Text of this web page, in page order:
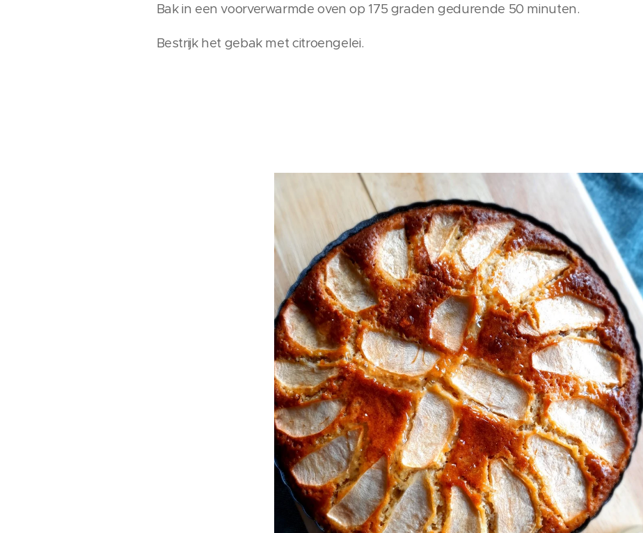
Bak in een voorverwarmde oven op 175 graden gedurende 50 minuten.
Bestrijk het gebak met citroengelei.